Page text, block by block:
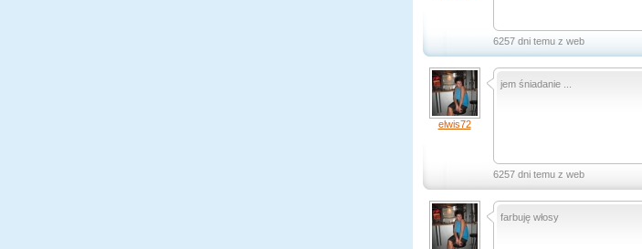
6257 dni temu z web
elwis72
jem śniadanie ...
6257 dni temu z web
farbuję włosy